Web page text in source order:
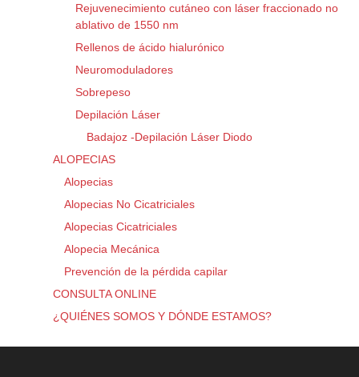
Rejuvenecimiento cutáneo con láser fraccionado no
ablativo de 1550 nm
Rellenos de ácido hialurónico
Neuromoduladores
Sobrepeso
Depilación Láser
Badajoz -Depilación Láser Diodo
ALOPECIAS
Alopecias
Alopecias No Cicatriciales
Alopecias Cicatriciales
Alopecia Mecánica
Prevención de la pérdida capilar
CONSULTA ONLINE
¿QUIÉNES SOMOS Y DÓNDE ESTAMOS?